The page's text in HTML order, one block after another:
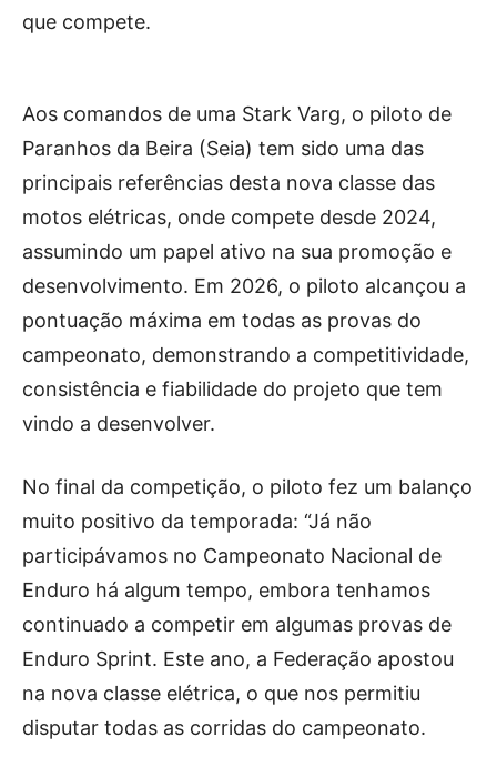
Ficha Técnica
que compete.
Aos comandos de uma Stark Varg, o piloto de
Paranhos da Beira (Seia) tem sido uma das
principais referências desta nova classe das
motos elétricas, onde compete desde 2024,
assumindo um papel ativo na sua promoção e
desenvolvimento. Em 2026, o piloto alcançou a
pontuação máxima em todas as provas do
campeonato, demonstrando a competitividade,
consistência e fiabilidade do projeto que tem
vindo a desenvolver.
No final da competição, o piloto fez um balanço
muito positivo da temporada: “Já não
participávamos no Campeonato Nacional de
Enduro há algum tempo, embora tenhamos
continuado a competir em algumas provas de
Enduro Sprint. Este ano, a Federação apostou
na nova classe elétrica, o que nos permitiu
disputar todas as corridas do campeonato.